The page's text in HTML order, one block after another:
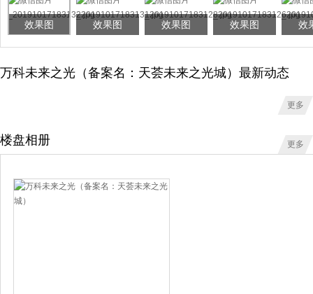
效果图 效果图 效果图 效果图 效
万科未来之光（备案名：天荟未来之光城）最新动态
更多
楼盘相册 更多